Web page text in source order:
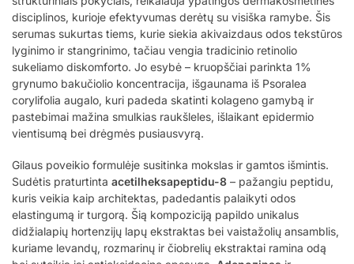
disciplinos, kurioje efektyvumas derėtų su visiška ramybe. Šis
serumas sukurtas tiems, kurie siekia akivaizdaus odos tekstūros
lyginimo ir stangrinimo, tačiau vengia tradicinio retinolio
sukeliamo diskomforto. Jo esybė – kruopščiai parinkta 1%
grynumo bakučiolio koncentracija, išgaunama iš Psoralea
corylifolia augalo, kuri padeda skatinti kolageno gamybą ir
pastebimai mažina smulkias raukšleles, išlaikant epidermio
vientisumą bei drėgmės pusiausvyrą.
Gilaus poveikio formulėje susitinka mokslas ir gamtos išmintis.
Sudėtis praturtinta acetilheksapeptidu-8 – pažangiu peptidu,
kuris veikia kaip architektas, padedantis palaikyti odos
elastingumą ir turgorą. Šią kompoziciją papildo unikalus
didžialapių hortenzijų lapų ekstraktas bei vaistažolių ansamblis,
kuriame levandų, rozmarinų ir čiobrelių ekstraktai ramina odą